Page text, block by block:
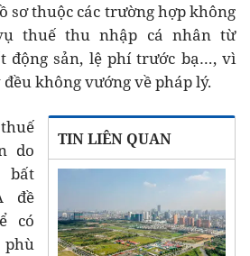
sơ thuộc các trường hợp không
thuế thu nhập cá nhân từ
động sản, lệ phí trước bạ…, vì
không vướng về pháp lý.
TIN LIÊN QUAN
do
bất
đề
có